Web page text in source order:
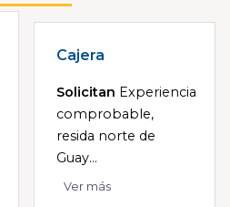
Cajera
Solicitan Experiencia
comprobable,
resida norte de
Guay...
Ver más